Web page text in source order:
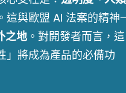
。這與歐盟 AI 法案的精神
之地 。對開發者而言，這
」將成為產品的必備功